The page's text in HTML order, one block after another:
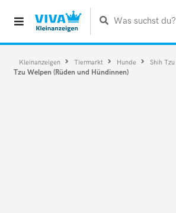
Was suchst du?
Kleinanzeigen Tiermarkt Hunde Shih Tzu
Tzu Welpen (Rüden und Hündinnen)